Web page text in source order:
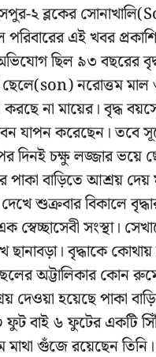
২ ব্লকের
পরিবারের এই খবর
ছিল ৯৩ বছরের
নরোত্তম মাল
করছে না মায়ের। বৃদ্ধ
যাপন করেছেন। তবে
দিনই চক্ষু লজ্জার ভয়ে
পাকা বাড়িতে আশ্রয়
শুক্রবার বিকালে
স্বেচ্ছাসেবী সংস্থা।
ছানাবড়া। বৃদ্ধাকে কোথায়
অট্টালিকার কোন
দেওয়া হয়েছে পাকা
বাই ৬ ফুটের একটি
গুঁজে রয়েছেন